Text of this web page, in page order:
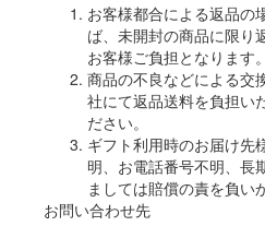
お客様都合による返品の
ば、未開封の商品に限り
お客様ご負担となります。
商品の不良などによる交
社にて返品送料を負担い
ださい。
ギフト利用時のお届け先
明、お電話番号不明、長
ましては賠償の責を負い
お問い合わせ先